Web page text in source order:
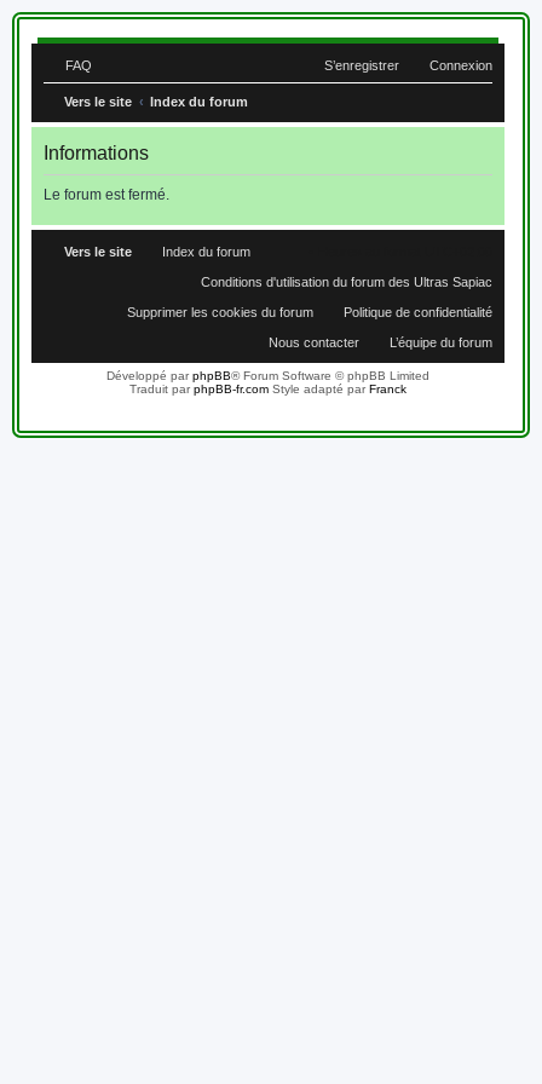
FAQ Connexion
S’enregistrer
Vers le site Index du forum
Informations
Le forum est fermé.
Vers le site Index du forum
Conditions d'utilisation du forum des Ultras Sapiac
Politique de confidentialité
Supprimer les cookies du forum
L’équipe du forum
Nous contacter
Développé parphpBB® Forum Software © phpBB Limited
Traduit parphpBB-fr.comStyle adapté parFranck